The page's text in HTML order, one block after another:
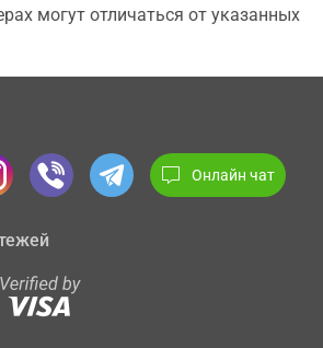
могут отличаться от указанных
Онлайн чат